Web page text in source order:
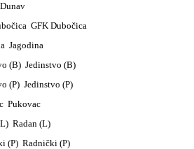
Dunav
GFK Dubočica
Jagodina
Jedinstvo (B)
Jedinstvo (P)
Pukovac
Radan (L)
Radnički (P)